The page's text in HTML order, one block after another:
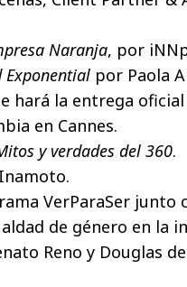
Naranja, por
Exponential por Paola
hará la entrega
en Cannes.
y verdades del 360.
VerParaSer junto
de género en la
Reno y Douglas